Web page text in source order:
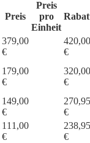
Preis
Preis
pro
Einheit
379,00
€
420,00
€
179,00
€
320,00
€
149,00
€
270,95
€
111,00
€
238,95
€